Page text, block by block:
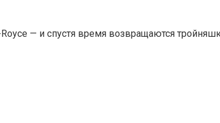
— и спустя время возвращаются